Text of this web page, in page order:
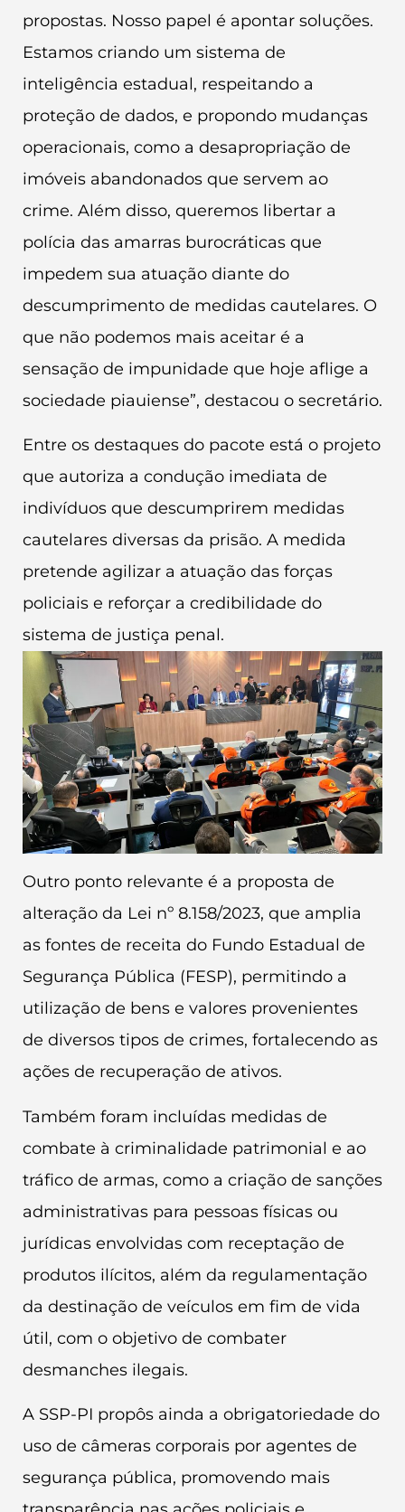
propostas. Nosso papel é apontar soluções.
Estamos criando um sistema de
inteligência estadual, respeitando a
proteção de dados, e propondo mudanças
operacionais, como a desapropriação de
imóveis abandonados que servem ao
crime. Além disso, queremos libertar a
polícia das amarras burocráticas que
impedem sua atuação diante do
descumprimento de medidas cautelares. O
que não podemos mais aceitar é a
sensação de impunidade que hoje aflige a
sociedade piauiense”, destacou o secretário.
Entre os destaques do pacote está o projeto
que autoriza a condução imediata de
indivíduos que descumprirem medidas
cautelares diversas da prisão. A medida
pretende agilizar a atuação das forças
policiais e reforçar a credibilidade do
sistema de justiça penal.
Outro ponto relevante é a proposta de
alteração da Lei nº 8.158/2023, que amplia
as fontes de receita do Fundo Estadual de
Segurança Pública (FESP), permitindo a
utilização de bens e valores provenientes
de diversos tipos de crimes, fortalecendo as
ações de recuperação de ativos.
Também foram incluídas medidas de
combate à criminalidade patrimonial e ao
tráfico de armas, como a criação de sanções
administrativas para pessoas físicas ou
jurídicas envolvidas com receptação de
produtos ilícitos, além da regulamentação
da destinação de veículos em fim de vida
útil, com o objetivo de combater
desmanches ilegais.
A SSP-PI propôs ainda a obrigatoriedade do
uso de câmeras corporais por agentes de
segurança pública, promovendo mais